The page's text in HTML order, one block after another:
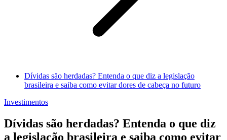
Dívidas são herdadas? Entenda o que diz a legislação
brasileira e saiba como evitar dores de cabeça no futuro
Investimentos
Dívidas são herdadas? Entenda o que diz
a legislação brasileira e saiba como evitar